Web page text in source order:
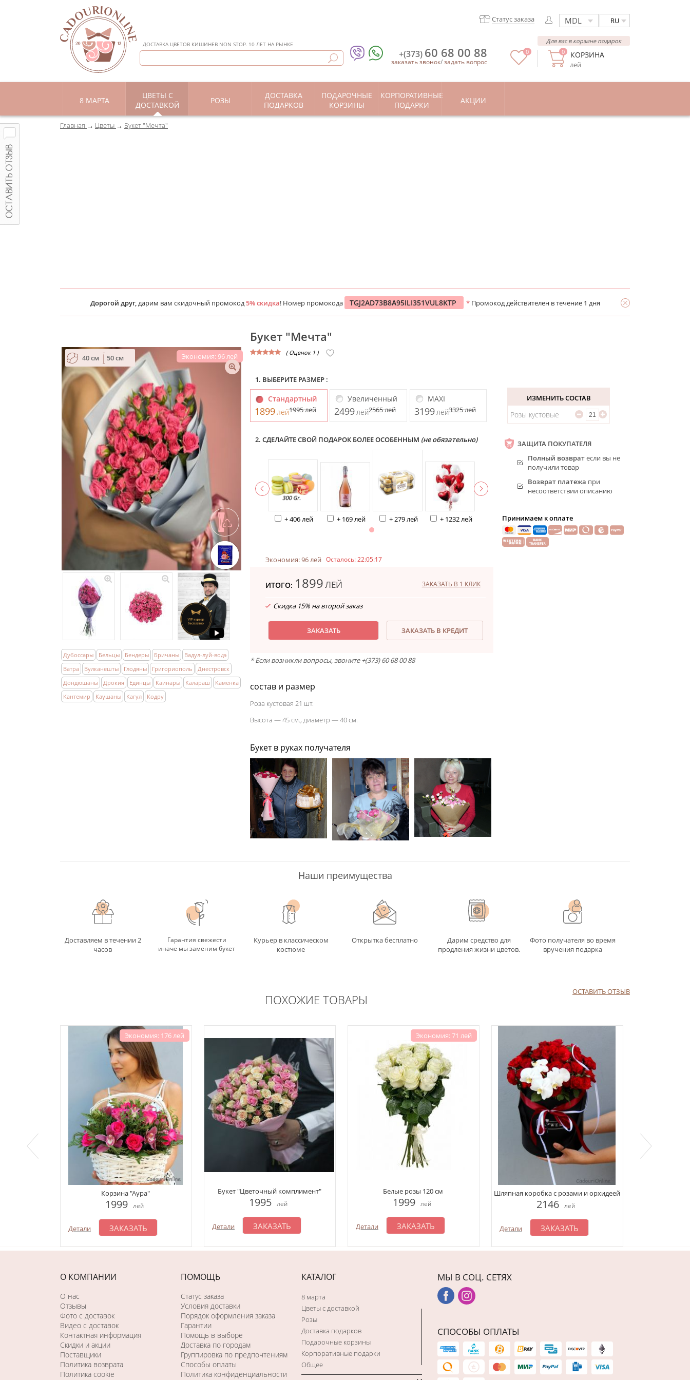
ДОСТАВКА ЦВЕТОВ КИШИНЕВ NON STOP. 10 ЛЕТ НА РЫНКЕ
RU
Статус заказа
КОРЗИНА
лей
0
Для вас в корзине подарок
0
+(373) 60 68 00 88
заказать звонок/задать вопрос
8 МАРТА
ЦВЕТЫ С
ДОСТАВКОЙ
РОЗЫ
ДОСТАВКА
ПОДАРКОВ
ПОДАРОЧНЫЕ
КОРЗИНЫ
КОРПОРАТИВНЫЕ
ПОДАРКИ
АКЦИИ
Главная Цветы Букет "Мечта"
Дорогой друг,дарим вам скидочный промокод5% скидка! Номер промокода TGJ2AD73B8A95ILI351VUL8KTP * Промокод действителен в течение 1 дня
40 см 50 см Экономия: 96 лей
Дубоссары Бельцы Бендеры Бричаны
Вадул-луй-водэ
Ватра
Вулканешты Глодяны Григориополь
Днестровск
Дондюшаны
Дрокия Единцы Каинары Калараш
Каменка
Кантемир
Каушаны Кагул Кодру
Букет "Мечта"
( Оценок 1 )
1. ВЫБЕРИТЕ РАЗМЕР :
Стандартный
1899 лей1995лей
Увеличенный
2499 лей2565лей
MAXI
3199 лей3325лей
2. СДЕЛАЙТЕ СВОЙ ПОДАРОК БОЛЕЕ ОСОБЕННЫМ (не обязательно)
+ 406 лей + 169 лей + 279 лей + 1232 лей
Экономия: 96 лей Осталось:22:05:16
ИТОГО: 1899ЛЕЙ ЗАКАЗАТЬ В 1 КЛИК
Скидка 15% на второй заказ
ЗАКАЗАТЬ ЗАКАЗАТЬ В КРЕДИТ
* Если возникли вопросы, звоните +(373) 60 68 00 88
состав и размер
Роза кустовая 21 шт.
Высота — 45 см., диаметр — 40 см.
Букет в руках получателя
ИЗМЕНИТЬ СОСТАВ
Розы кустовые
ЗАЩИТА ПОКУПАТЕЛЯ
Полный возвратесли вы не
получили товар
Возврат платежа при
несоответствии описанию
Принимаем к оплате
Наши преимущества
Доставляем в течении 2
часов
Гарантия свежести
иначе мы заменим букет
Курьер в классическом
костюме
Открытка бесплатно
Дарим средство для
продления жизни цветов.
Фото получателя во время
вручения подарка
ОСТАВИТЬ ОТЗЫВ
ПОХОЖИЕ ТОВАРЫ
Экономия: 176 лей
Корзина "Аура"
1999 лей
Детали ЗАКАЗАТЬ
Букет "Цветочный комплимент"
1995 лей
Детали ЗАКАЗАТЬ
Экономия: 71 лей
Белые розы 120 см
1999 лей
Детали ЗАКАЗАТЬ
Шляпная коробка с розами и орхидеей
2146 лей
Детали ЗАКАЗАТЬ
О КОМПАНИИ
О нас
Отзывы
Фото c доставок
Видео с доставок
Контактная информация
Скидки и акции
Поставщики
Политика возврата
Политика cookie
ПОМОЩЬ
Статус заказа
Условия доставки
Порядок оформления заказа
Гарантии
Помощь в выборе
Доставка по городам
Группировка по предпочтениям
Способы оплаты
Политика конфиденциальности
КАТАЛОГ
8 марта
Цветы с доставкой
Розы
Доставка подарков
Подарочные корзины
Корпоративные подарки
Общее
МЫ В СОЦ. СЕТЯХ
СПОСОБЫ ОПЛАТЫ